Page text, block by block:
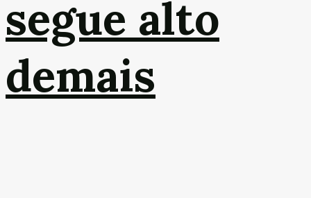
segue alto
demais